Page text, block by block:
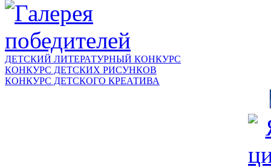
ДЕТСКИЙ ЛИТЕРАТУРНЫЙ КОНКУРС
КОНКУРС ДЕТСКИХ РИСУНКОВ
КОНКУРС ДЕТСКОГО КРЕАТИВА